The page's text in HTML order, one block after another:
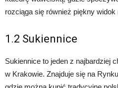
rozciąga się również piękny widok
1.2 Sukiennice
Sukiennice to jeden z najbardziej
w Krakowie. Znajduje się na